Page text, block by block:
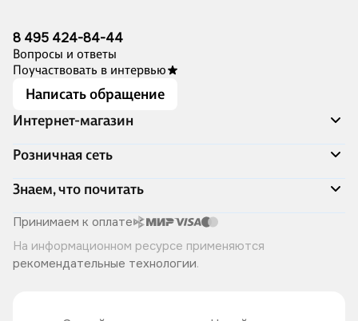
8 495 424-84-44
Вопросы и ответы
Поучаствовать в интервью
Написать обращение
Интернет-магазин
Акции
Доставка и оплата
Программа лояльности
Подарочные сертификаты
Правила продажи
Политика конфиденциальности
Розничная сеть
Адреса магазинов
Книжный Дозор
О компании
Читай-город для бизнеса
Хотите у нас работать?
Знаем, что почитать
Скоро в продаже
Лучшие из лучших
Читай-журнал
Принимаем к оплате
На информационном ресурсе применяются
рекомендательные технологии.